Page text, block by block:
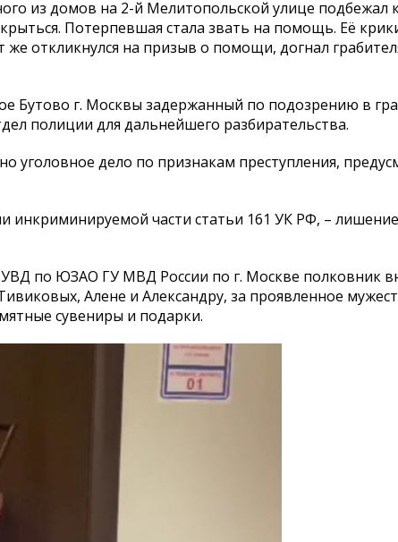
из домов на 2-й Мелитопольской улице подбежал
Потерпевшая стала звать на помощь. Её
откликнулся на призыв о помощи, догнал
г. Москвы задержанный по подозрению в
полиции для дальнейшего разбирательства.
уголовное дело по признакам преступления,
инкриминируемой части статьи 161 УК РФ, –
по ЮЗАО ГУ МВД России по г. Москве полковник
Алене и Александру, за проявленное
сувениры и подарки.